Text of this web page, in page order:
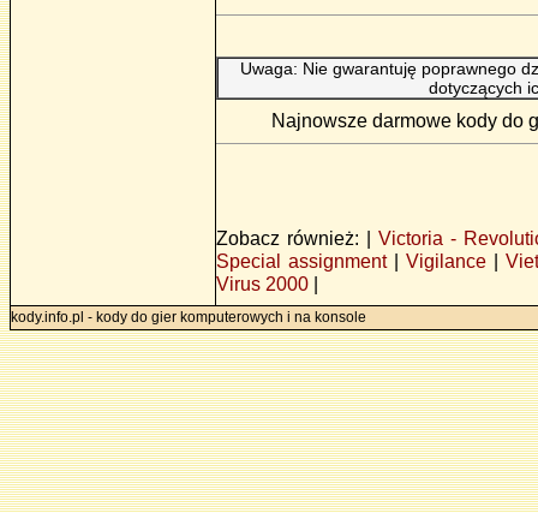
Uwaga: Nie gwarantuję poprawnego
dotyczących
Najnowsze darmowe kody do
Zobacz również: | Victoria -
Special assignment| Vigilance |
Virus 2000 |
kody.info.pl - kody do gier komputerowych i na konsole